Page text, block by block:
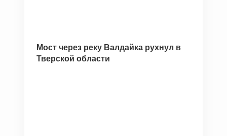
Мост через реку Валдайка рухнул в
Тверской области